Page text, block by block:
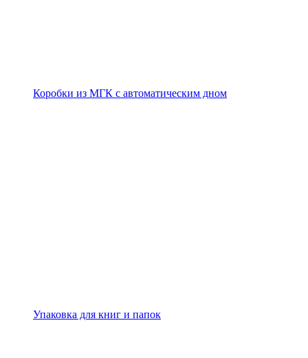
Коробки из МГК с автоматическим дном
Упаковка для книг и папок